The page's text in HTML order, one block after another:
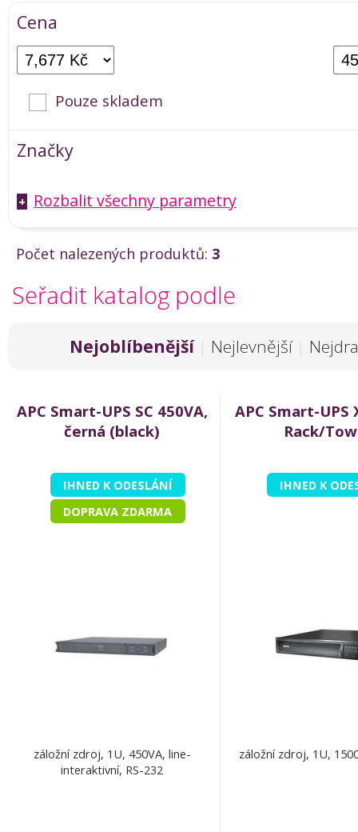
Cena
Pouze skladem
Značky
+ Rozbalit všechny parametry
Počet nalezených produktů: 3
Seřadit katalog podle
Nejoblíbenější | Nejlevnější |
APC Smart-UPS SC 450VA,
černá (black)
IHNED K ODESLÁNÍ
DOPRAVA ZDARMA
záložní zdroj, 1U, 450VA, line-
interaktivní, RS-232
APC Smart-UPS
Rack/
IHNED K
záložní zdroj, 1U,